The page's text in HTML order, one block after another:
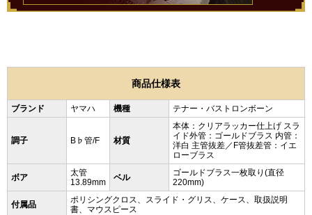
商品仕様表
ブランド ヤマハ 機種 テナー・バストロンボーン
調子 B♭管/F 材質
本体：クリアラッカー仕上げ スラ
イド外管：ゴールドブラス 内管：
洋白 主管抜差／F管抜差管：イエ
ローブラス
ボア
太管
13.89mm
ベル
ゴールドブラス一枚取り(直径
220mm)
付属品
ポリシングクロス、スライド・グリス、ケース、取扱説明
書、マウスピース